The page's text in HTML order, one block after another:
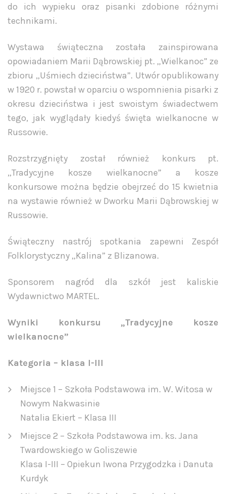
do ich wypieku oraz pisanki zdobione różnymi
technikami.
Wystawa świąteczna została zainspirowana
opowiadaniem Marii Dąbrowskiej pt. „Wielkanoc” ze
zbioru „Uśmiech dzieciństwa”. Utwór opublikowany
w 1920 r. powstał w oparciu o wspomnienia pisarki z
okresu dzieciństwa i jest swoistym świadectwem
tego, jak wyglądały kiedyś święta wielkanocne w
Russowie.
Rozstrzygnięty został również konkurs pt.
„Tradycyjne kosze wielkanocne” a kosze
konkursowe można będzie obejrzeć do 15 kwietnia
na wystawie również w Dworku Marii Dąbrowskiej w
Russowie.
Świąteczny nastrój spotkania zapewni Zespół
Folklorystyczny „Kalina” z Blizanowa.
Sponsorem nagród dla szkół jest kaliskie
Wydawnictwo MARTEL.
Wyniki konkursu „Tradycyjne kosze
wielkanocne”
Kategoria – klasa I-III
Miejsce 1 – Szkoła Podstawowa im. W. Witosa w
Nowym Nakwasinie
Natalia Ekiert – Klasa III
Miejsce 2 – Szkoła Podstawowa im. ks. Jana
Twardowskiego w Goliszewie
Klasa I-III – Opiekun Iwona Przygodzka i Danuta
Kurdyk